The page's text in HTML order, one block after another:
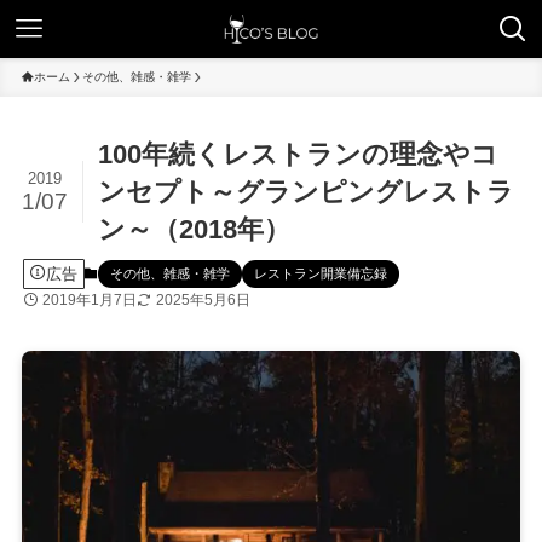
ホーム その他、雑感・雑学
100年続くレストランの理念やコ
ンセプト～グランピングレストラ
ン～（2018年）
2019
1/07
広告 その他、雑感・雑学 レストラン開業備忘録
2019年1月7日 2025年5月6日